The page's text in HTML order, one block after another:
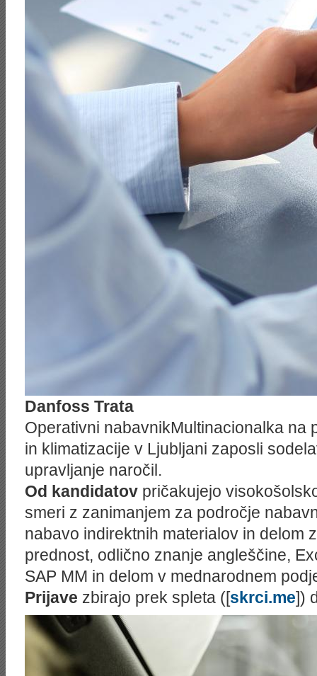
Danfoss Trata
Operativni nabavnikMultinacionalka na
in klimatizacije v Ljubljani zaposli
upravljanje naročil.
Od kandidatov pričakujejo
smeri z zanimanjem za področje
nabavo indirektnih materialov in delom
prednost, odlično znanje angleščine,
SAP MM in delom v mednarodnem
Prijave zbirajo prek spleta ([skrci.me])